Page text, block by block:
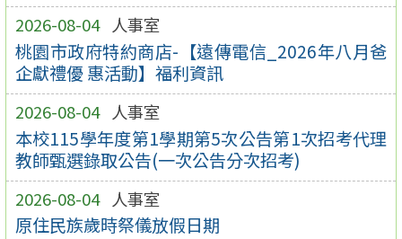
2026-08-04 人事室
桃園市政府特約商店-【遠傳電信_2026年八月爸
企獻禮優 惠活動】福利資訊
2026-08-04 人事室
本校115學年度第1學期第5次公告第1次招考代理
教師甄選錄取公告(一次公告分次招考)
2026-08-04 人事室
原住民族歲時祭儀放假日期